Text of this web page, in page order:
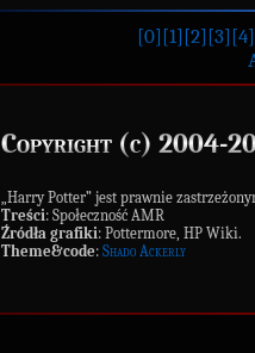
[0] [1] [2] [3] [4]
Copyright (c) 2004-
„Harry Potter” jest prawnie
Treści: Społeczność AMR
Źródła grafiki: Pottermore, HP Wiki.
Theme&code: Shado Ackerly